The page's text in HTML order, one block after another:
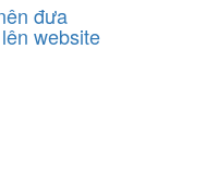
đưa
website